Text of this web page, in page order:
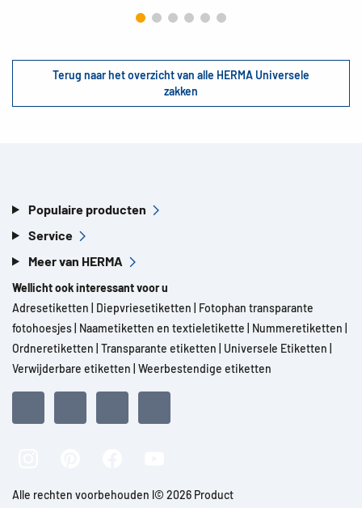
Terug naar het overzicht van alle HERMA Universele
zakken
Populaire producten
Service
Meer van HERMA
Wellicht ook interessant voor u
Adresetiketten
Diepvriesetiketten
Fotophan transparante
fotohoesjes Naametiketten en textieletikette Nummeretiketten
Ordneretiketten Transparante etiketten Universele Etiketten
Verwijderbare etiketten Weerbestendige etiketten
Alle rechten voorbehouden l© 2026 Product